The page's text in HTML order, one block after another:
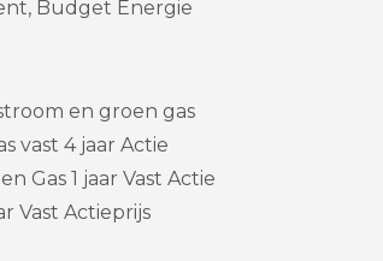
Budget Energie
en groen gas
vast 4 jaar Actie
Gas 1 jaar Vast Actie
Vast Actieprijs